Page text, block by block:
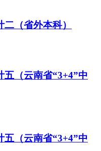
（省外本科）
五（云南省“3+4”中
五（云南省“3+4”中